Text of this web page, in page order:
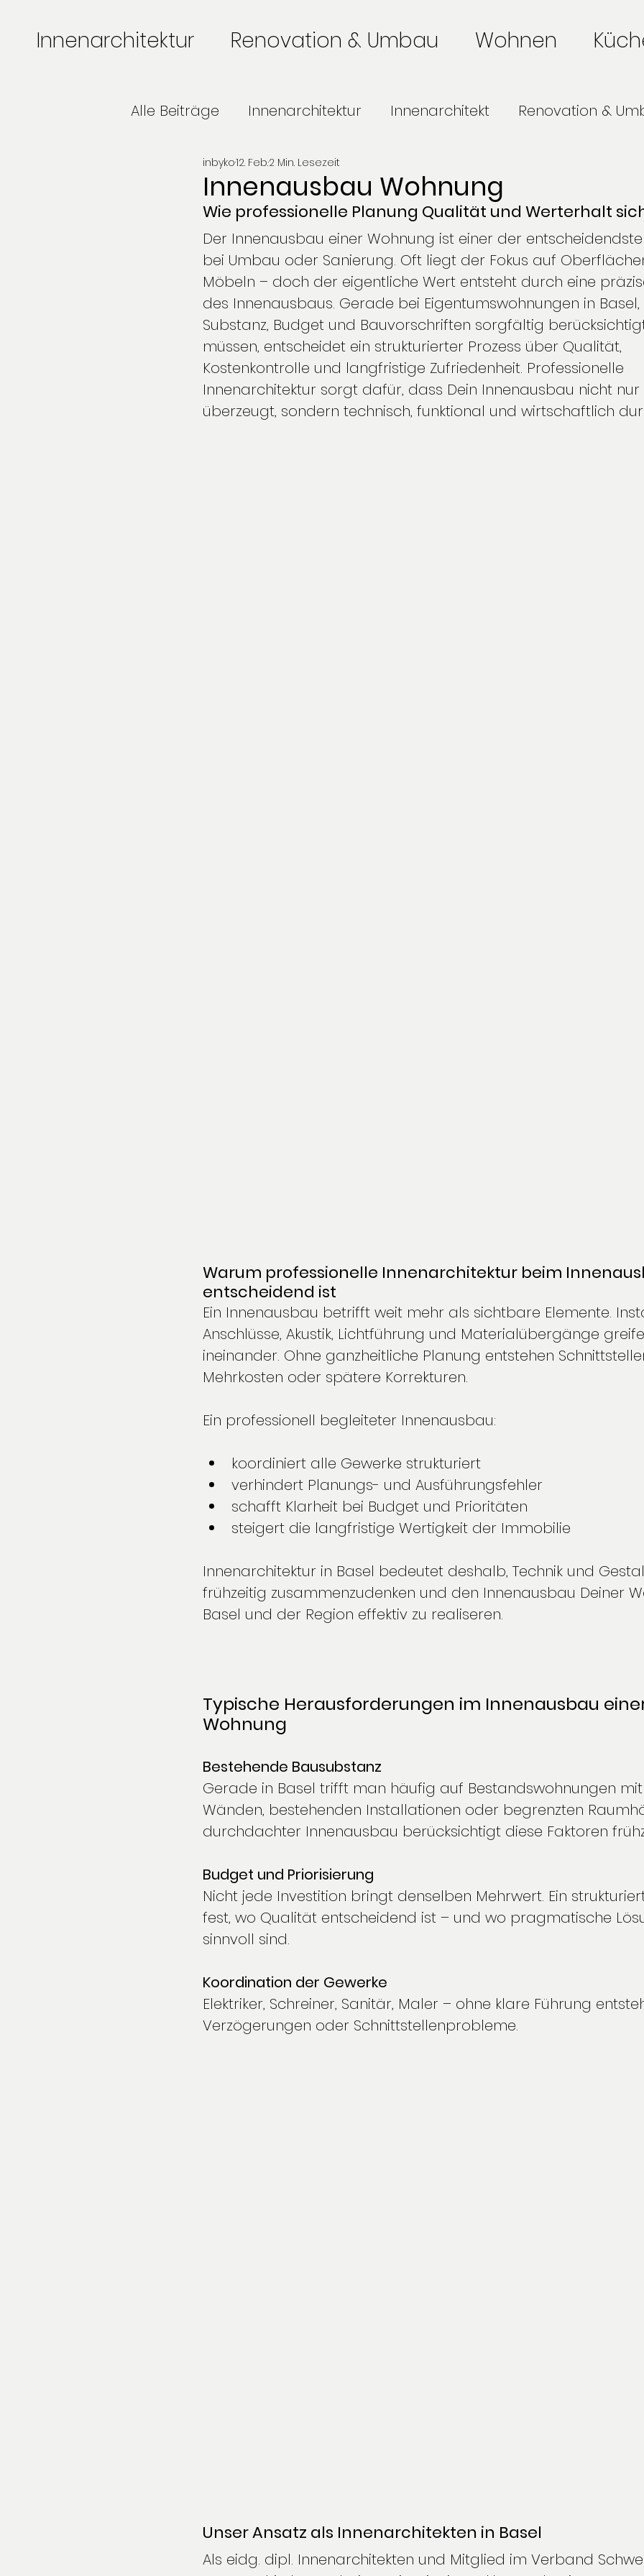
Innenarchitektur Renovation & Umbau Wohnen
Alle Beiträge Innenarchitektur Innenarchitekt Renovation &
Einrichtungsberatung
Innenarchitektur Projekte Basel Wie wir arbeiten
Innenausbau Wohnung
inbyko12. Feb.2 Min. Lesezeit
Wie professionelle Planung Qualität und Werterhalt
Der Innenausbau einer Wohnung ist einer der
bei Umbau oder Sanierung. Oft liegt der Fokus auf
Möbeln – doch der eigentliche Wert entsteht durch eine
des Innenausbaus. Gerade bei Eigentumswohnungen in
Substanz, Budget und Bauvorschriften sorgfältig
müssen, entscheidet ein strukturierter Prozess über Qualität,
Kostenkontrolle und langfristige Zufriedenheit. Professionelle
Innenarchitektur sorgt dafür, dass Dein Innenausbau nicht
überzeugt, sondern technisch, funktional und wirtschaftlich
Warum professionelle Innenarchitektur beim
entscheidend ist
Ein Innenausbau betrifft weit mehr als sichtbare Elemente.
Anschlüsse, Akustik, Lichtführung und Materialübergänge
ineinander. Ohne ganzheitliche Planung entstehen
Mehrkosten oder spätere Korrekturen.
Ein professionell begleiteter Innenausbau:
koordiniert alle Gewerke strukturiert
verhindert Planungs- und Ausführungsfehler
schafft Klarheit bei Budget und Prioritäten
steigert die langfristige Wertigkeit der Immobilie
Innenarchitektur in Basel bedeutet deshalb, Technik und
frühzeitig zusammenzudenken und den Innenausbau Deiner
Basel und der Region effektiv zu realiseren.
Typische Herausforderungen im Innenausbau
Wohnung
Bestehende Bausubstanz
Gerade in Basel trifft man häufig auf Bestandswohnungen
Wänden, bestehenden Installationen oder begrenzten
durchdachter Innenausbau berücksichtigt diese Faktoren
Budget und Priorisierung
Nicht jede Investition bringt denselben Mehrwert. Ein
fest, wo Qualität entscheidend ist – und wo pragmatische
sinnvoll sind.
Koordination der Gewerke
Elektriker, Schreiner, Sanitär, Maler – ohne klare Führung
Verzögerungen oder Schnittstellenprobleme.
Unser Ansatz als Innenarchitekten in Basel
Als eidg. dipl. Innenarchitekten und Mitglied im Verband